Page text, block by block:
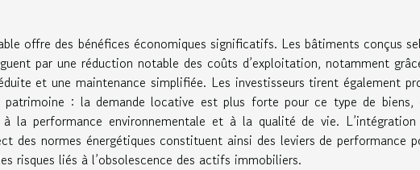
offre des bénéfices économiques significatifs. Les bâtiments conçus
par une réduction notable des coûts d’exploitation, notamment
et une maintenance simplifiée. Les investisseurs tirent également
patrimoine : la demande locative est plus forte pour ce type de biens,
la performance environnementale et à la qualité de vie.
des normes énergétiques constituent ainsi des leviers de performance
risques liés à l’obsolescence des actifs immobiliers.